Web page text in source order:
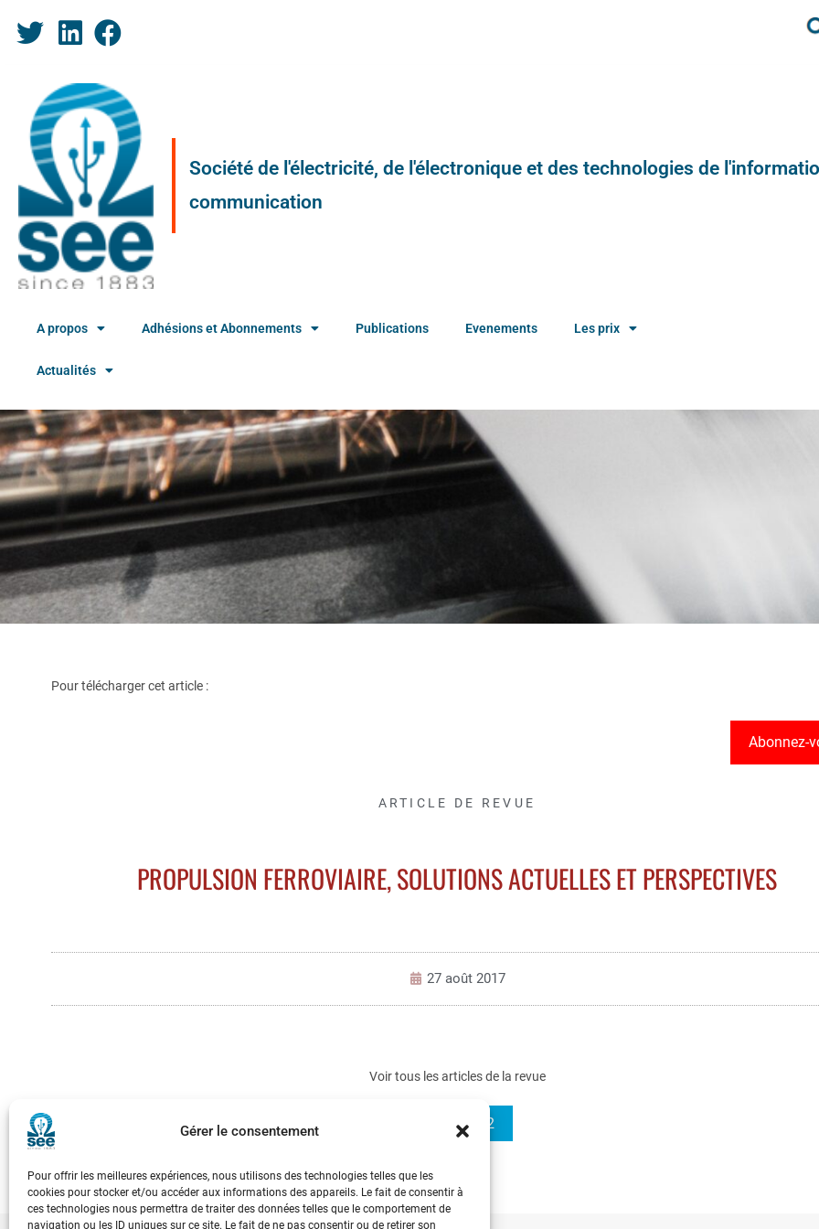
Gérer le consentement
Pour offrir les meilleures expériences, nous utilisons des technologies telles que les
cookies pour stocker et/ou accéder aux informations des appareils. Le fait de consentir à
ces technologies nous permettra de traiter des données telles que le comportement de
navigation ou les ID uniques sur ce site. Le fait de ne pas consentir ou de retirer son
Société de l'électricité, de l'électronique et des technologies de
communication
A propos Adhésions et Abonnements Publications Evenements Les prix
Actualités
Pour télécharger cet article :
Abonnez-
ARTICLE DE REVUE
PROPULSION FERROVIAIRE, SOLUTIONS ACTUELLES ET PERSPECTIVES
27 août 2017
Voir tous les articles de la revue
REE 2012-2